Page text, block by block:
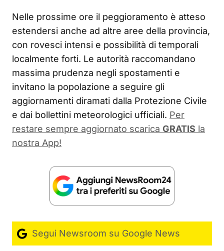
Nelle prossime ore il peggioramento è atteso
estendersi anche ad altre aree della provincia,
con rovesci intensi e possibilità di temporali
localmente forti. Le autorità raccomandano
massima prudenza negli spostamenti e
invitano la popolazione a seguire gli
aggiornamenti diramati dalla Protezione Civile
e dai bollettini meteorologici ufficiali. Per
restare sempre aggiornato scarica GRATIS la
nostra App!
Segui Newsroom su Google News